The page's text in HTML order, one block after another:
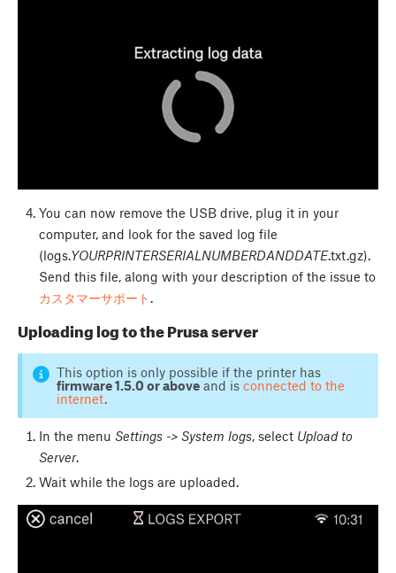
You can now remove the USB drive, plug it in your
computer, and look for the saved log file
(logs.YOURPRINTERSERIALNUMBERDANDDATE.txt.gz).
Send this file, along with your description of the issue to
カスタマーサポート.
Uploading log to the Prusa server
This option is only possible if the printer has
firmware 1.5.0 or aboveand is connected to the
internet.
In the menu Settings -> System logs, select Upload to
Server.
Wait while the logs are uploaded.